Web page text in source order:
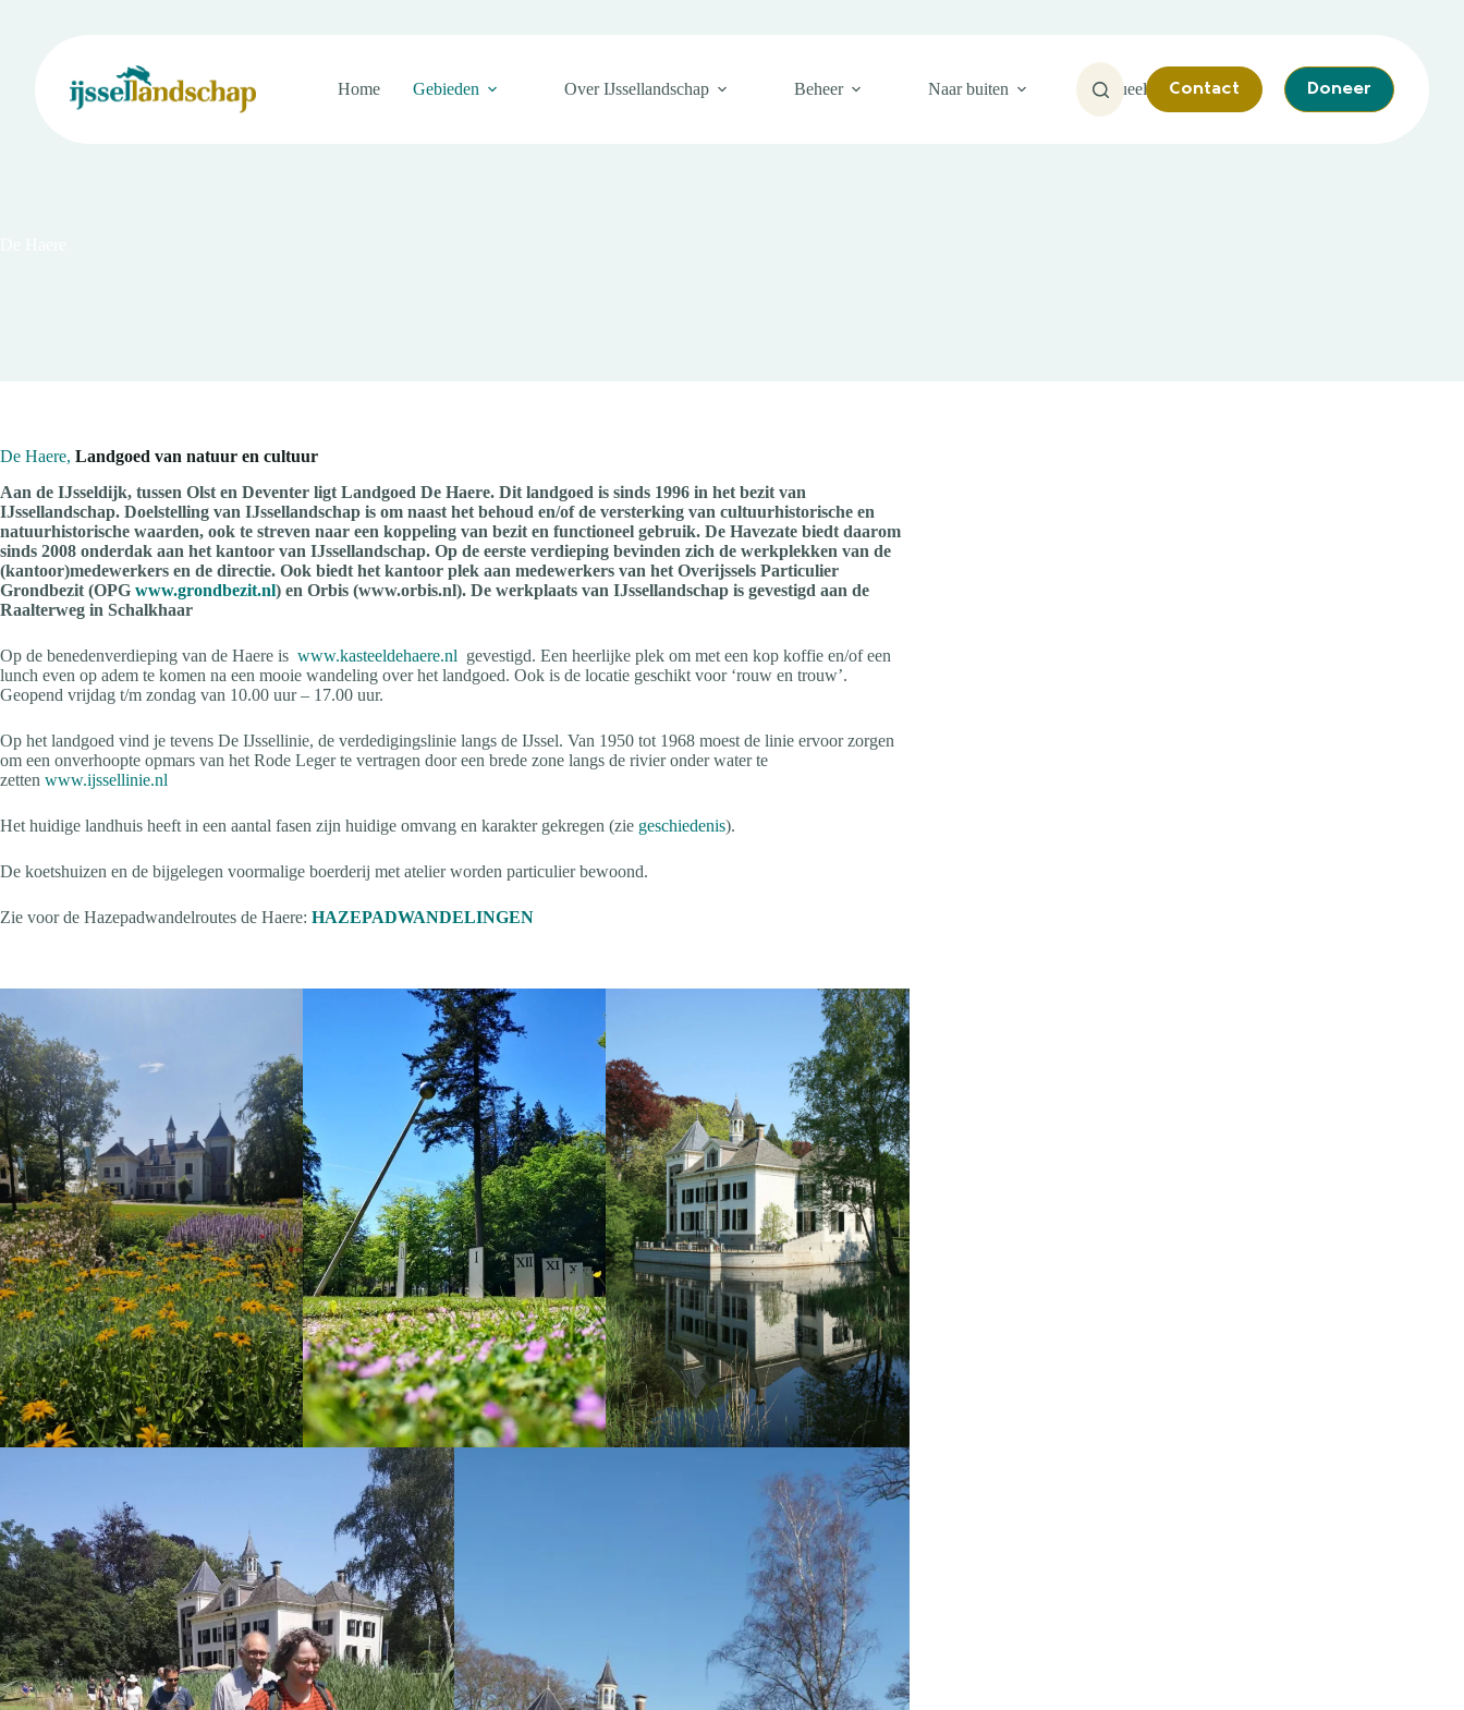
Home
Gebieden Over IJssellandschap Beheer Naar buiten Actueel Contact Doneer
De Haere, Landgoed van natuur en cultuur
Aan de IJsseldijk, tussen Olst en Deventer ligt Landgoed De Haere. Dit landgoed is sinds 1996 in het bezit van
IJssellandschap. Doelstelling van IJssellandschap is om naast het behoud en/of de versterking van cultuurhistorische en
natuurhistorische waarden, ook te streven naar een koppeling van bezit en functioneel gebruik. De Havezate biedt daarom
sinds 2008 onderdak aan het kantoor van IJssellandschap. Op de eerste verdieping bevinden zich de werkplekken van de
(kantoor)medewerkers en de directie. Ook biedt het kantoor plek aan medewerkers van het Overijssels Particulier
Grondbezit (OPG www.grondbezit.nl) en Orbis (www.orbis.nl). De werkplaats van IJssellandschap is gevestigd aan de
Raalterweg in Schalkhaar
Op de benedenverdieping van de Haere is www.kasteeldehaere.nl gevestigd. Een heerlijke plek om met een kop koffie en/of een
lunch even op adem te komen na een mooie wandeling over het landgoed. Ook is de locatie geschikt voor ‘rouw en trouw’.
Geopend vrijdag t/m zondag van 10.00 uur – 17.00 uur.
Op het landgoed vind je tevens De IJssellinie, de verdedigingslinie langs de IJssel. Van 1950 tot 1968 moest de linie ervoor zorgen
om een onverhoopte opmars van het Rode Leger te vertragen door een brede zone langs de rivier onder water te
zetten www.ijssellinie.nl
Het huidige landhuis heeft in een aantal fasen zijn huidige omvang en karakter gekregen (zie geschiedenis).
De koetshuizen en de bijgelegen voormalige boerderij met atelier worden particulier bewoond.
Zie voor de Hazepadwandelroutes de Haere: HAZEPADWANDELINGEN